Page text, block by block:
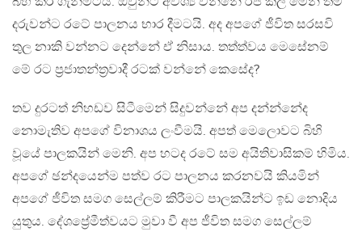
දරුවන්ට රටේ පාලනය භාර දීමටයි. අද අපගේ ජීවිත සරසවි
තුල නාකි වන්නට දෙන්නේ ඒ නිසාය. තත්ත්වය මෙසේනම්
මේ රට ප්‍රජාතන්ත්‍රවාදී රටක් වන්නේ කෙසේද?
තව දුරටත් නිහඩව සිටීමෙන් සිදුවන්නේ අප දන්න්නේද
නොමැතිව අපගේ විනාශය ලංවීමයි. අපත් මෙලොවට බිහි
වූයේ පාලකයින් මෙනි. අප හටද රටේ සම අයිතිවාසිකම් හිමිය.
අපගේ ඡන්දයෙන්ම පත්ව රට පාලනය කරනවයි කියමින්
අපගේ ජීවිත සමග සෙල්ලම් කිරීමට පාලකයින්ට ඉඩ නොදිය
යුතුය. දේශප්‍රේමීත්වයට මුවා වී අප ජීවිත සමග සෙල්ලම්